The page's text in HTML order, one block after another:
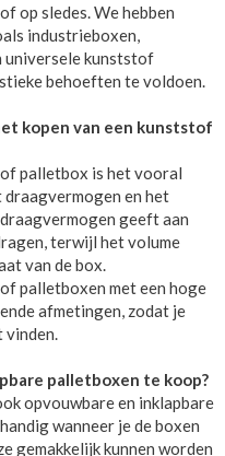
op sledes. We hebben
industrieboxen,
universele kunststof
behoeften te voldoen.
kopen van een kunststof
palletbox is het vooral
en het
geeft aan
terwijl het volume
van de box.
palletboxen met een hoge
afmetingen, zodat je
palletboxen te koop?
opvouwbare en inklapbare
wanneer je de boxen
gemakkelijk kunnen worden